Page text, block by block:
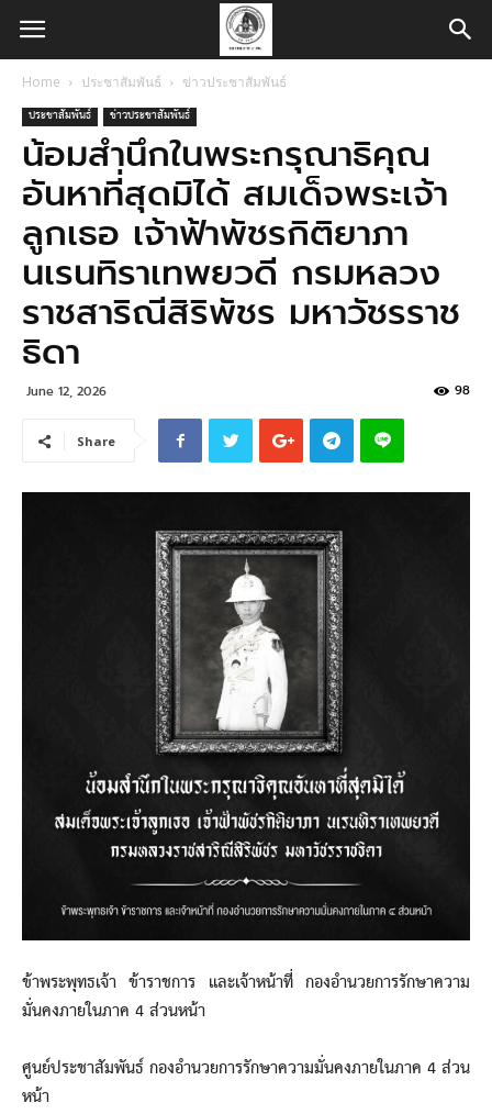
Home ประชาสัมพันธ์ ข่าวประชาสัมพันธ์
ประชาสัมพันธ์ ข่าวประชาสัมพันธ์
น้อมสำนึกในพระกรุณาธิคุณ
อันหาที่สุดมิได้ สมเด็จพระเจ้า
ลูกเธอ เจ้าฟ้าพัชรกิติยาภา
นเรนทิราเทพยวดี กรมหลวง
ราชสาริณีสิริพัชร มหาวัชรราช
ธิดา
June 12, 2026 98
Share
ข้าพระพุทธเจ้า ข้าราชการ และเจ้าหน้าที่ กองอำนวยการรักษาความ
มั่นคงภายในภาค 4 ส่วนหน้า
ศูนย์ประชาสัมพันธ์ กองอำนวยการรักษาความมั่นคงภายในภาค 4 ส่วน
หน้า